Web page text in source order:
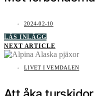
2024-02-10
LÄS INLÄGG
NEXT ARTICLE
LIVET I VEMDALEN